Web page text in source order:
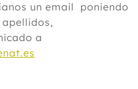
un email poniendo
a